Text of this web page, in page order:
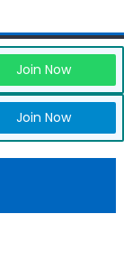
Join Now
Join Now